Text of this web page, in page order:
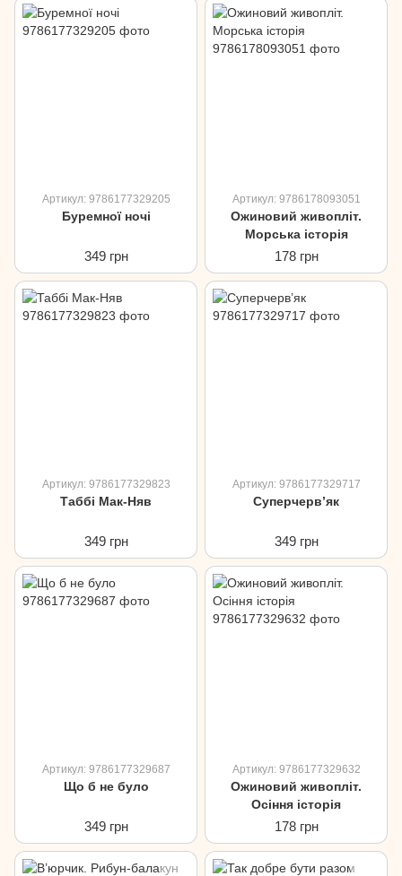
Артикул: 9786177329205
Буремної ночі
349 грн
Артикул: 9786178093051
Ожиновий живопліт.
Морська історія
178 грн
Артикул: 9786177329823
Таббі Мак-Няв
349 грн
Артикул: 9786177329717
Суперчерв’як
349 грн
Артикул: 9786177329687
Що б не було
349 грн
Артикул: 9786177329632
Ожиновий живопліт.
Осіння історія
178 грн